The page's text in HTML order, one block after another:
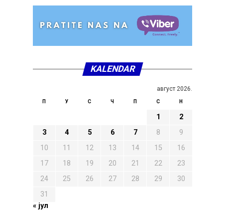
KALENDAR
август 2026.
П У С Ч П С Н
1
2
3
4 5 6 7 8
9
10
11 12 13 14 15
16
17
18 19 20 21 22
23
24
25 26 27 28 29
30
31
« јул